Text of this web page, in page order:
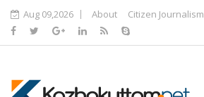
Aug 09,2026 About Citizen Journalism